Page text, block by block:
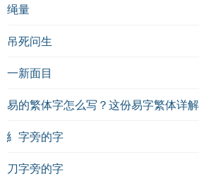
绳量
吊死问生
一新面目
糹字旁的字
刀字旁的字